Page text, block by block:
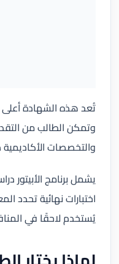
تُعد هذه الشهادة
وتمكن الطالب من
والتخصصات الأكاديمية
يشمل برنامج الأبيتور
اختبارات نهائية تحدد
يُستخدم لاحقًا في